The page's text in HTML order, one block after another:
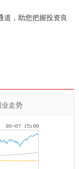
道，助您把握投资良
业走势